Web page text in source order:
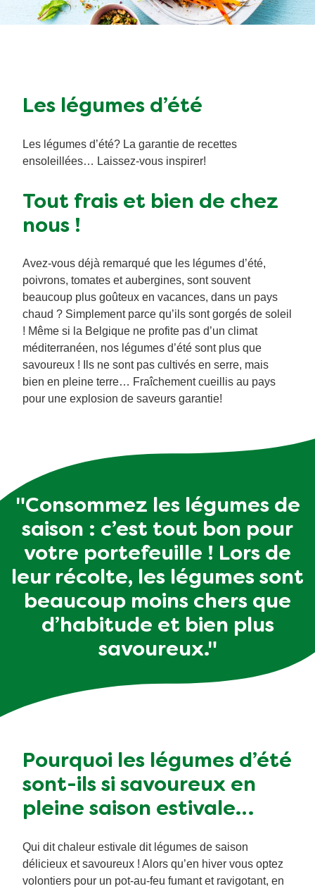
Végétarien
Wraps aux légumes
Occasions
Aides culinaires
Prêt à l'emploi
Snackpots
Les légumes d’été
Les légumes d’été? La garantie de recettes
ensoleillées… Laissez-vous inspirer!
Tout frais et bien de chez
nous !
Avez-vous déjà remarqué que les légumes d’été,
poivrons, tomates et aubergines, sont souvent
beaucoup plus goûteux en vacances, dans un pays
chaud ? Simplement parce qu’ils sont gorgés de soleil
! Même si la Belgique ne profite pas d’un climat
méditerranéen, nos légumes d’été sont plus que
savoureux ! Ils ne sont pas cultivés en serre, mais
bien en pleine terre… Fraîchement cueillis au pays
pour une explosion de saveurs garantie!
"Consommez les légumes de
saison : c’est tout bon pour
votre portefeuille ! Lors de
leur récolte, les légumes sont
beaucoup moins chers que
d’habitude et bien plus
savoureux."
Pourquoi les légumes d’été
sont-ils si savoureux en
pleine saison estivale…
Qui dit chaleur estivale dit légumes de saison
délicieux et savoureux ! Alors qu’en hiver vous optez
volontiers pour un pot-au-feu fumant et ravigotant, en